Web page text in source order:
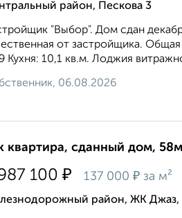
район, Пескова 3
"Выбор". Дом сдан
от застройщика.
Кухня: 10,1 кв.м. Лоджия
06.08.2026
квартира, сданный дом,
100 ₽ 137 000 ₽ за м²
район, ЖК Джаз,